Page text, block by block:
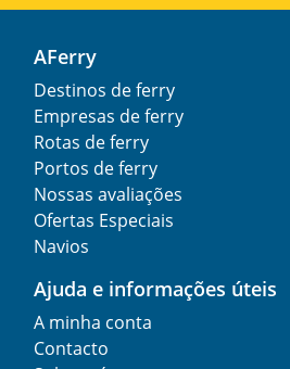
AFerry
Destinos de ferry
Empresas de ferry
Rotas de ferry
Portos de ferry
Nossas avaliações
Ofertas Especiais
Navios
Ajuda e informações úteis
A minha conta
Contacto